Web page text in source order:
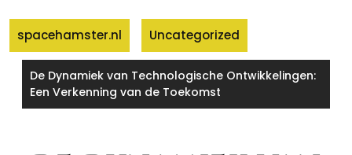
spacehamster.nl Uncategorized
De Dynamiek van Technologische Ontwikkelingen:
Een Verkenning van de Toekomst